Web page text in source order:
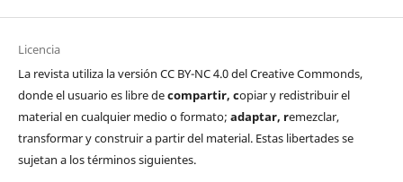
Licencia
La revista utiliza la versión CC BY-NC 4.0 del Creative Commonds,
donde el usuario es libre decompartir, copiar y redistribuir el
material en cualquier medio o formato; adaptar, remezclar,
transformar y construir a partir del material. Estas libertades se
sujetan a los términos siguientes.